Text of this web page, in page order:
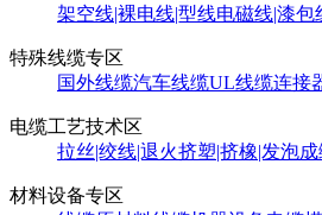
架空线|裸电线|型线电磁线|漆包
特殊线缆专区
国外线缆汽车线缆UL线缆连接
电缆工艺技术区
拉丝|绞线|退火挤塑|挤橡|发泡
材料设备专区